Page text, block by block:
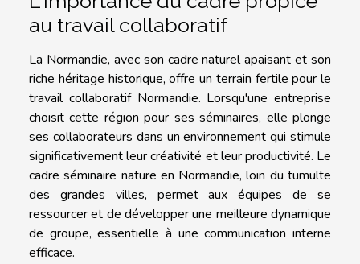
au travail collaboratif
La Normandie, avec son cadre naturel apaisant et son
riche héritage historique, offre un terrain fertile pour le
travail collaboratif Normandie. Lorsqu'une entreprise
choisit cette région pour ses séminaires, elle plonge
ses collaborateurs dans un environnement qui stimule
significativement leur créativité et leur productivité. Le
cadre séminaire nature en Normandie, loin du tumulte
des grandes villes, permet aux équipes de se
ressourcer et de développer une meilleure dynamique
de groupe, essentielle à une communication interne
efficace.